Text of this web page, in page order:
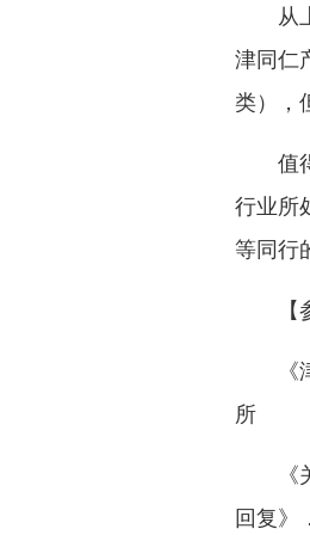
从上
津同仁
类），
值得
行业所
等同行
【参
《津
所
《关
回复》